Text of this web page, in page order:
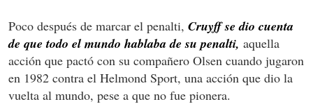
Poco después de marcar el penalti, Cruyff se dio cuenta
de que todo el mundo hablaba de su penalti, aquella
acción que pactó con su compañero Olsen cuando jugaron
en 1982 contra el Helmond Sport, una acción que dio la
vuelta al mundo, pese a que no fue pionera.